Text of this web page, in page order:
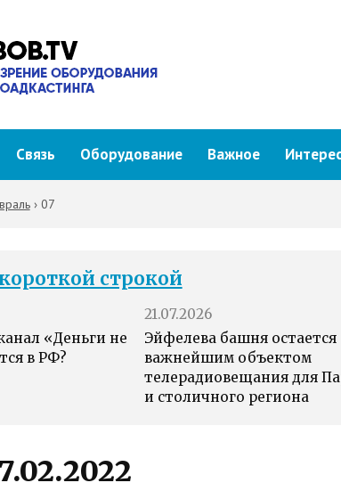
Связь Оборудование Важное
› 07
строкой
«Деньги не
в РФ?
21.07.2026
Эйфелева башня остается
важнейшим объектом
телерадиовещания для
и столичного региона